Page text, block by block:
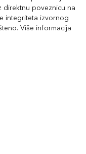
direktnu poveznicu na
integriteta izvornog
Više informacija